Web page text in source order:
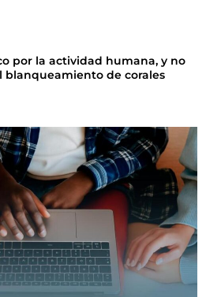
por la actividad humana, y no
blanqueamiento de corales